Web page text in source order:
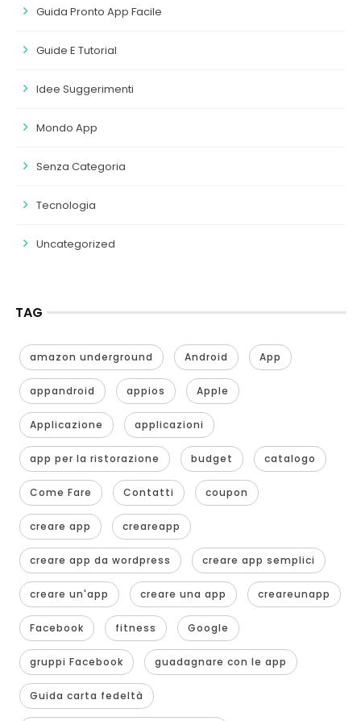
Guida Pronto App Facile
Guide E Tutorial
Idee Suggerimenti
Mondo App
Senza Categoria
Tecnologia
Uncategorized
TAG
amazon underground Android App
appandroid appios Apple
Applicazione applicazioni
app per la ristorazione budget catalogo
Come Fare Contatti coupon
creare app creareapp
creare app da wordpress creare app semplici
creare un'app creare una app creareunapp
Facebook fitness Google
gruppi Facebook guadagnare con le app
Guida carta fedeltà